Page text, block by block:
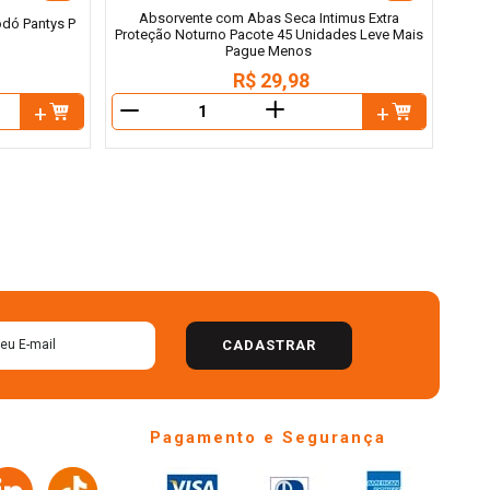
Pantys P
Absorvente com Abas Seca Intimus Extra
Proteção Noturno Pacote 45 Unidades Leve Mais
Pague Menos
R$ 29,98
＋
CADASTRAR
Pagamento e Segurança